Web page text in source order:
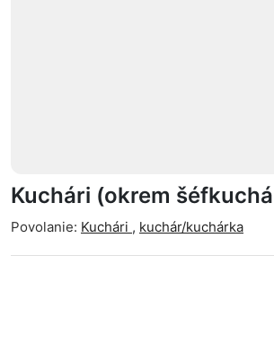
Kuchári (okrem
Povolanie: Kuchári , kuchár/kuchárka